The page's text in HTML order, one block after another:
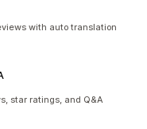
with auto translation
star ratings, and Q&A